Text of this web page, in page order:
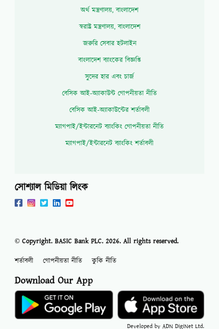
অর্থ মন্ত্রণালয়, বাংলাদেশ
স্বরাষ্ট্র মন্ত্রণালয়, বাংলাদেশ
জরুরি সেবার হটলাইন
বাংলাদেশ ব্যাংকের বিজ্ঞপ্তি
সুদের হার এবং চার্জ
বেসিক আই-অ্যাকাউন্ট গোপনীয়তা নীতি
বেসিক আই-অ্যাকাউন্টের শর্তাবলী
ম্যাগপাই/ইন্টারনেট ব্যাংকিং গোপনীয়তা নীতি
ম্যাগপাই/ইন্টারনেট ব্যাংকিং শর্তাবলী
সোশ্যাল মিডিয়া লিংক
© Copyright. BASIC Bank PLC. 2026. All rights reserved.
শর্তাবলী
গোপনীয়তা নীতি কুকি নীতি
Download Our App
Developed by ADN DigiNet Ltd.